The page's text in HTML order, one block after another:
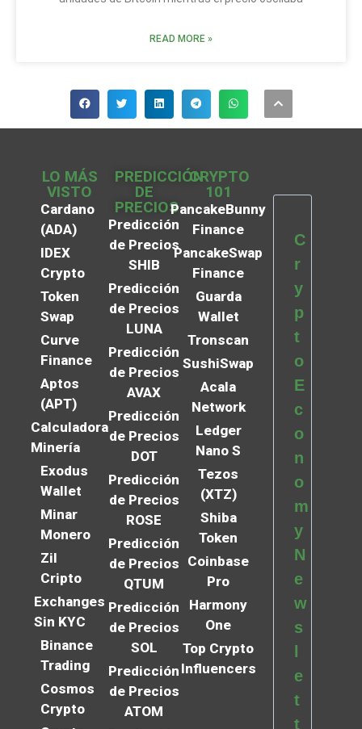
READ MORE »
LO MÁS
VISTO
Cardano
(ADA)
IDEX
Crypto
Token
Swap
Curve
Finance
Aptos
(APT)
Calculadora
Minería
Exodus
Wallet
Minar
Monero
Zil
Cripto
Exchanges
Sin KYC
Binance
Trading
Cosmos
Crypto
PREDICCIÓN
DE
PRECIOS
Predicción
de Precios
SHIB
Predicción
de Precios
LUNA
Predicción
de Precios
AVAX
Predicción
de Precios
DOT
Predicción
de Precios
ROSE
Predicción
de Precios
QTUM
Predicción
de Precios
SOL
Predicción
de Precios
ATOM
CRYPTO
101
PancakeBunny
Finance
PancakeSwap
Finance
Guarda
Wallet
Tronscan
SushiSwap
Acala
Network
Ledger
Nano S
Tezos
(XTZ)
Shiba
Token
Coinbase
Pro
Harmony
One
Top Crypto
Influencers
C
r
y
p
t
o
E
c
o
n
o
m
y
N
e
w
s
e
t
t